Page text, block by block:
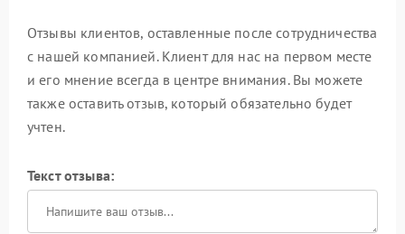
Отзывы клиентов, оставленные после сотрудничества
с нашей компанией. Клиент для нас на первом месте
и его мнение всегда в центре внимания. Вы можете
также оставить отзыв, который обязательно будет
учтен.
Текст отзыва: